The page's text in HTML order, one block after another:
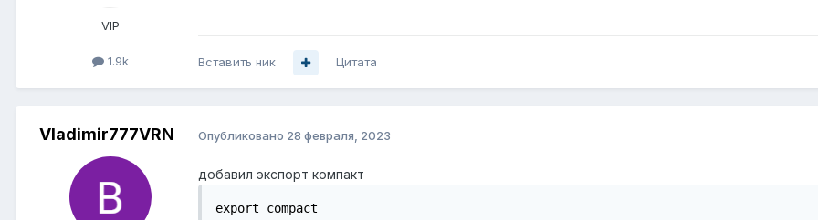
VIP
1.9k Вставить ник Цитата
Vladimir777VRN Опубликовано 28 февраля, 2023
добавил экспорт компакт
export compact